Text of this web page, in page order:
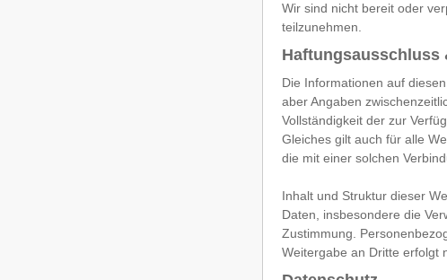
Wir sind nicht bereit oder
teilzunehmen.
Haftungsausschluss
Die Informationen auf
aber Angaben
Vollständigkeit der zur
Gleiches gilt auch für alle
die mit einer solchen
Inhalt und Struktur dieser
Daten, insbesondere die
Zustimmung.
Weitergabe an Dritte erfolgt